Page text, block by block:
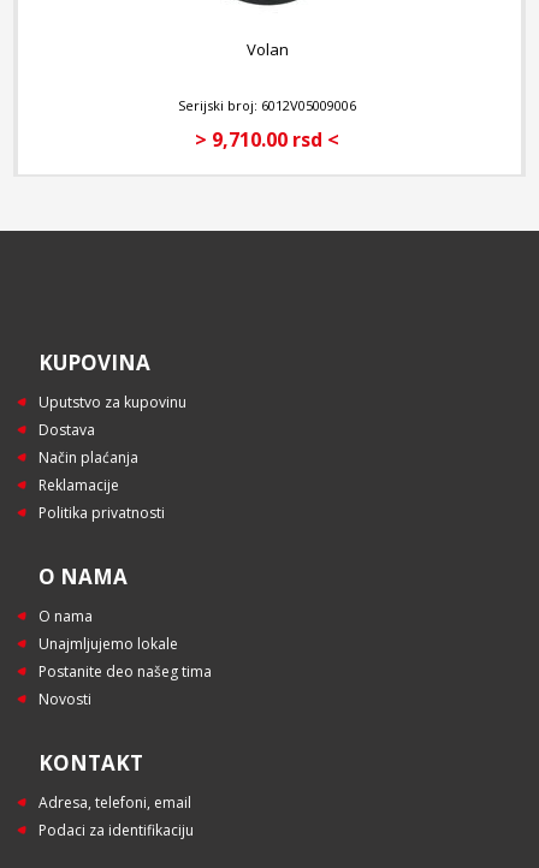
Volan
Serijski broj: 6012V05009006
> 9,710.00 rsd <
KUPOVINA
Uputstvo za kupovinu
Dostava
Način plaćanja
Reklamacije
Politika privatnosti
O NAMA
O nama
Unajmljujemo lokale
Postanite deo našeg tima
Novosti
KONTAKT
Adresa, telefoni, email
Podaci za identifikaciju